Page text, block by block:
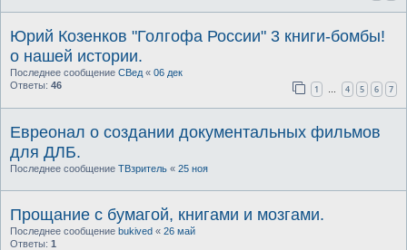
Юрий Козенков "Голгофа России" 3 книги-бомбы!
о нашей истории.
Последнее сообщение СВед « 06 дек
Ответы: 46 1 4 5 6 7
Евреонал о создании документальных фильмов
для ДЛБ.
Последнее сообщение ТВзритель « 25 ноя
Прощание с бумагой, книгами и мозгами.
Последнее сообщение bukived « 26 май
Ответы: 1